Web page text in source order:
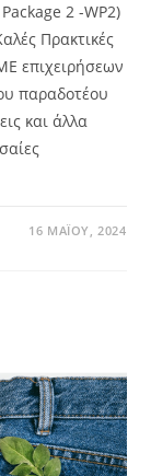
2 -WP2)
Πρακτικές
επιχειρήσεων
παραδοτέου
και άλλα
16 ΜΑΪ́ΟΥ, 2024